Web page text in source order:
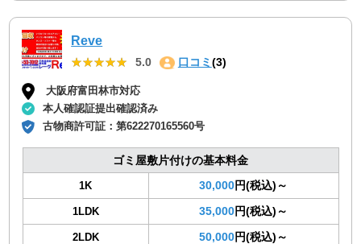
Reve
★★★★★
★★★★★ 5.0 口コミ (3)
大阪府富田林市対応
本人確認証提出確認済み
古物商許可証：第622270165560号
ゴミ屋敷片付けの基本料金
1K 30,000円(税込)～
1LDK 35,000円(税込)～
2LDK 50,000円(税込)～